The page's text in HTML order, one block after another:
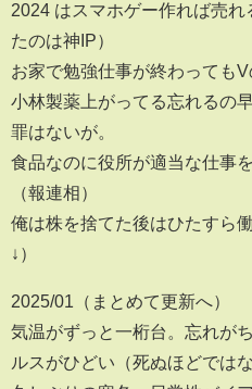
2024 はスマホゲー作れば売
たのは神IP）
お家で勉強仕事が終わってもV
小林製薬上がってる忘れるの
罪はないが。
食品なのに役所が適当な仕事
（報連相）
俺は株を捨てた後はひたすら
↓）
2025/01（まとめて更新へ）
気温がずっと一桁台。忘れが
ルスがひどい（死ぬほどでは